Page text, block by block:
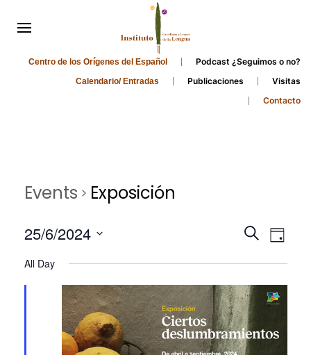
Centro de los Orígenes del Español Podcast ¿Seguimos o no?
Calendario/ Entradas Publicaciones
Visitas
Contacto
Events Exposición
Events
and
Views
Search
Day
25/6/2024
date.
All Day